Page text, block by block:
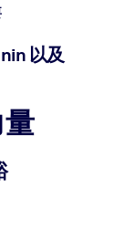
以及